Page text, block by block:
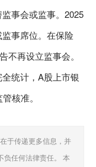
事会或监事。2025
事席位。在保险
不再设立监事会。
统计，A股上市银
核准。
于传递更多信息，并
负任何法律责任。 本